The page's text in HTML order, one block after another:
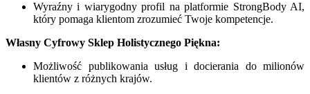
Wyraźny i wiarygodny profil na platformie StrongBody AI,
który pomaga klientom zrozumieć Twoje kompetencje.
Własny Cyfrowy Sklep Holistycznego Piękna:
Możliwość publikowania usług i docierania do milionów
klientów z różnych krajów.